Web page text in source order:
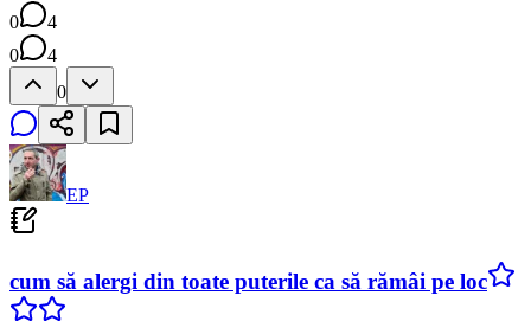
0
4
0
4
0
EP
cum să alergi din toate puterile ca să rămâi pe loc